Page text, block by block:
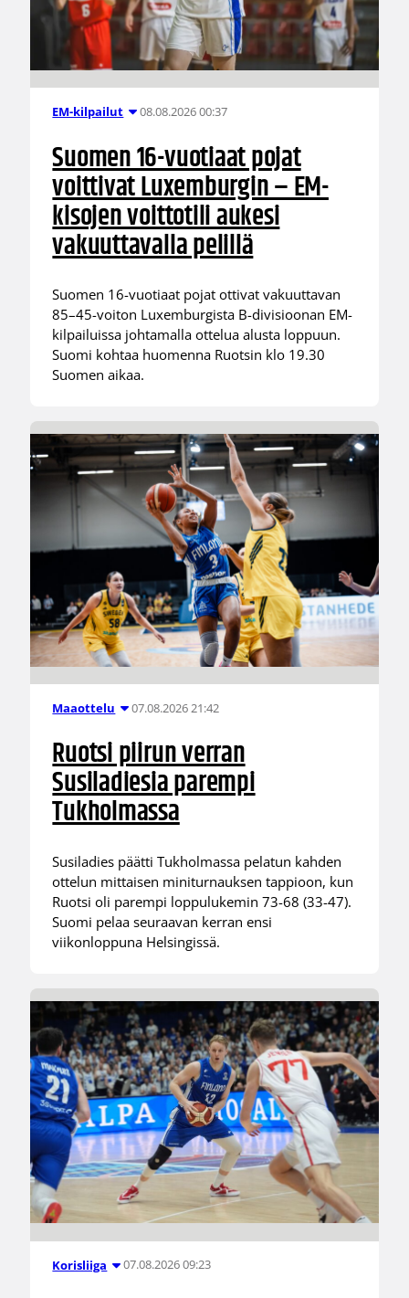
EM-kilpailut 08.08.2026 00:37
Suomen 16-vuotiaat pojat
voittivat Luxemburgin – EM-
kisojen voittotili aukesi
vakuuttavalla pelillä
Suomen 16-vuotiaat pojat ottivat vakuuttavan
85–45-voiton Luxemburgista B-divisioonan EM-
kilpailuissa johtamalla ottelua alusta loppuun.
Suomi kohtaa huomenna Ruotsin klo 19.30
Suomen aikaa.
Maaottelu 07.08.2026 21:42
Ruotsi piirun verran
Susiladiesia parempi
Tukholmassa
Susiladies päätti Tukholmassa pelatun kahden
ottelun mittaisen miniturnauksen tappioon, kun
Ruotsi oli parempi loppulukemin 73-68 (33-47).
Suomi pelaa seuraavan kerran ensi
viikonloppuna Helsingissä.
Korisliiga 07.08.2026 09:23